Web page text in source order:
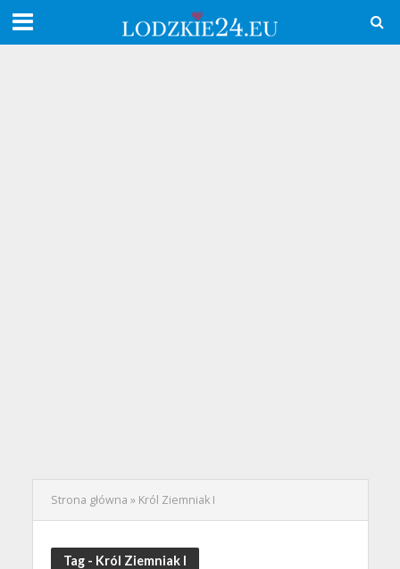
Strona główna » Król Ziemniak I
Tag - Król Ziemniak I